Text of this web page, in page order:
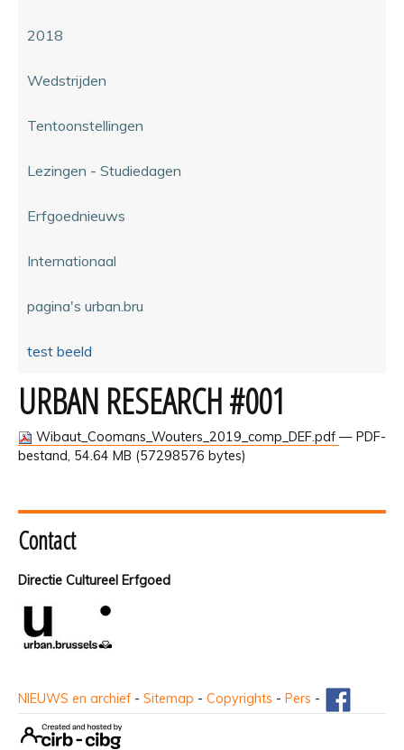
2018
Wedstrijden
Tentoonstellingen
Lezingen - Studiedagen
Erfgoednieuws
Internationaal
pagina's urban.bru
test beeld
URBAN RESEARCH #001
Wibaut_Coomans_Wouters_2019_comp_DEF.pdf — PDF-
bestand, 54.64 MB (57298576 bytes)
Contact
Directie Cultureel Erfgoed
NIEUWS en archief - Sitemap - Copyrights - Pers -